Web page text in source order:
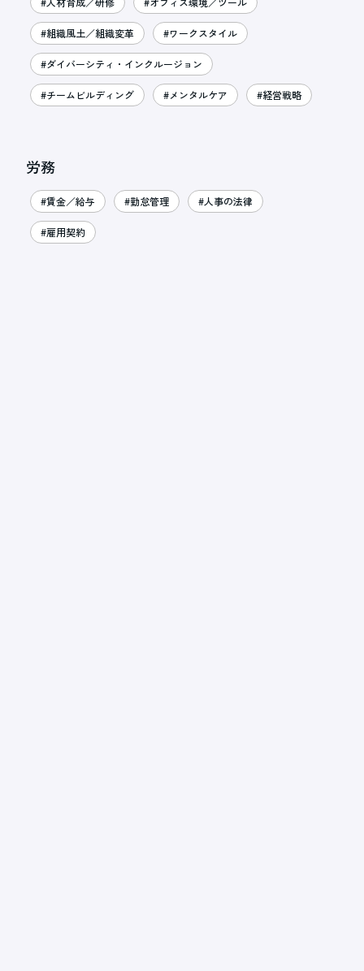
#組織風土／組織変革 #ワークスタイル
#ダイバーシティ・インクルージョン
#チームビルディング #メンタルケア #経営戦略
労務
#賃金／給与 #勤怠管理 #人事の法律
#雇用契約